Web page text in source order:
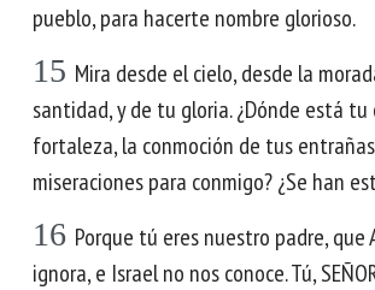
pueblo, para hacerte nombre glorioso.
15 Mira desde el cielo, desde la
santidad, y de tu gloria. ¿Dónde está tu
fortaleza, la conmoción de tus
miseraciones para conmigo? ¿Se han
16 Porque tú eres nuestro padre, que
ignora, e Israel no nos conoce. Tú,